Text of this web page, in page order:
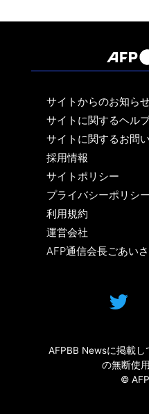
サイトからのお知ら
サイトに関するヘル
サイトに関するお問
採用情報
サイトポリシー
プライバシーポリシー
利用規約
運営会社
AFP通信会長ごあい
AFPBB Newsに掲載
の無断使
©